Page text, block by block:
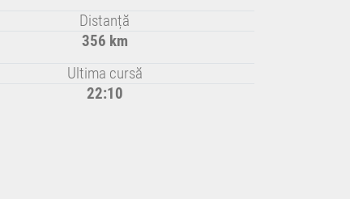
Distanță
356 km
Ultima cursă
22:10